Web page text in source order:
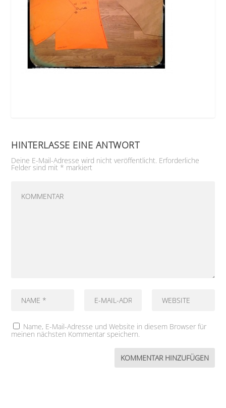
HINTERLASSE EINE ANTWORT
Deine E-Mail-Adresse wird nicht veröffentlicht. Erforderliche
Felder sind mit * markiert
Name, E-Mail-Adresse und Website in diesem Browser für
meinen nächsten Kommentar speichern.